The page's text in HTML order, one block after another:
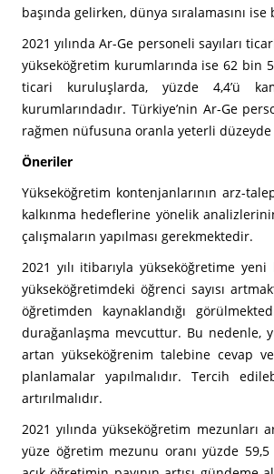
başında gelirken, dünya sıralamasını
2021 yılında Ar-Ge personeli sayıları
yükseköğretim kurumlarında ise 62 bin
ticari kuruluşlarda, yüzde 4,4’ü
kurumlarındadır. Türkiye’nin Ar-Ge
rağmen nüfusuna oranla yeterli
Öneriler
Yükseköğretim kontenjanlarının arz-
kalkınma hedeflerine yönelik
çalışmaların yapılması gerekmektedir.
2021 yılı itibarıyla yükseköğretime
yükseköğretimdeki öğrenci sayısı
öğretimden kaynaklandığı
durağanlaşma mevcuttur. Bu nedenle,
artan yükseköğrenim talebine cevap
planlamalar yapılmalıdır. Tercih
artırılmalıdır.
2021 yılında yükseköğretim mezunları
yüze öğretim mezunu oranı yüzde